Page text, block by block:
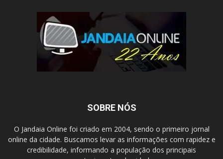
SOBRE NÓS
O Jandaia Online foi criado em 2004, sendo o primeiro jornal
online da cidade. Buscamos levar as informações com rapidez e
credibilidade, informando a população dos principais